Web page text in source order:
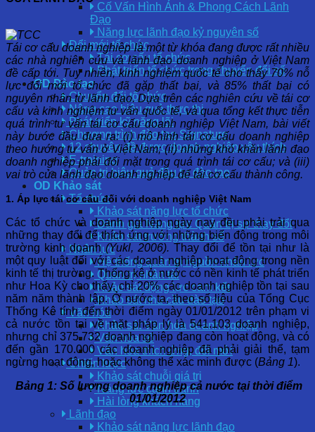
Cố Vấn Hình Ảnh & Phong Cách Lãnh
Đạo
Năng lực lãnh đạo kỷ nguyên số
Đổi mới tổ chức
Tái cơ cấu tổ chức
Phát triển tổ chức trong chuyển đổi số
OD Đào tạo
Chuyển đổi tổ chức
Nâng cao hiệu quả thực thi
Phát triển kỹ năng lõi
Chương trình đào tạo Signature
12 chuyên đề được doanh nghiệp yêu thích
E-training
Quản trị hiệu quả đầu tư đào tạo
OD Khảo sát
Tổ chức
Khảo sát năng lực tổ chức
Đánh giá Năng lực Quản trị sự thay đổi
Khảo sát trưởng thành số
Nhân lực
Hệ thống quản trị nguồn nhân lực
Quản trị nhân tài
Khảo sát động lực cam kết
Khảo sát nhu cầu đào tạo
Văn hóa
Khảo sát Văn hóa doanh nghiệp
Văn hóa số
Văn hóa thích ứng, đổi mới
Chiến lược
Khảo sát chuỗi giá trị
Năng lực cạnh tranh
Hài lòng khách hàng
Lãnh đạo
Khảo sát năng lực lãnh đạo
Tái cơ cấu doanh nghiệp là một từ khóa đang được rất nhiều
các nhà nghiên cứu và lãnh đạo doanh nghiệp ở Việt Nam
đề cấp tới. Tuy nhiên, kinh nghiệm quốc tế cho thấy 70% nỗ
lực đổi mới tổ chức đã gặp thất bại, và 85% thất bại có
nguyên nhân từ lãnh đạo. Dựa trên các nghiên cứu về tái cơ
cấu và kinh nghiệm tư vấn quốc tế, và qua tổng kết thực tiễn
quá trình tư vấn tái cơ cấu doanh nghiệp Việt Nam, bài viết
này bước đầu đưa ra: (i) mô hình tái cơ cấu doanh nghiệp
theo hướng tư vấn ở Việt Nam; (ii) những khó khăn lãnh đạo
doanh nghiệp phải đối mặt trong quá trình tái cơ cấu; và (iii)
vai trò của lãnh đạo doanh nghiệp để tái cơ cấu thành công.
1. Áp lực tái cơ cấu đối với doanh nghiệp Việt Nam
Các tổ chức và doanh nghiệp ngày nay đều phải trải qua
những thay đổi để thích ứng với những biến động trong môi
trường kinh doanh(Yukl, 2006). Thay đổi để tồn tại như là
một quy luật đối với các doanh nghiệp hoạt động trong nền
kinh tế thị trường. Thống kê ở nước có nền kinh tế phát triển
như Hoa Kỳ cho thấy, chỉ 20% các doanh nghiệp tồn tại sau
năm năm thành lập. Ở nước ta, theo số liệu của Tổng Cục
Thống Kê tính đến thời điểm ngày 01/01/2012 trên phạm vi
cả nước tồn tại về mặt pháp lý là 541.103 doanh nghiệp,
nhưng chỉ 375.732 doanh nghiệp đang còn hoạt động, và có
đến gần 170.000 các doanh nghiệp đã phải giải thể, tạm
ngừng hoạt động, hoặc không thể xác minh được (Bảng 1).
Bảng 1: Số lượng doanh nghiệp cả nước tại thời điểm
01/01/2012